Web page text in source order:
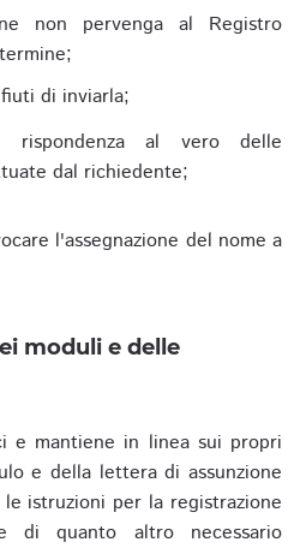
non pervenga al Registro
di inviarla;
rispondenza al vero delle
dal richiedente;
l'assegnazione del nome a
moduli e delle
e mantiene in linea sui propri
e della lettera di assunzione
istruzioni per la registrazione
quanto altro necessario